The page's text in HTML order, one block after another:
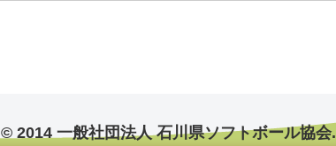
© 2014 一般社団法人 石川県ソフトボール協会.